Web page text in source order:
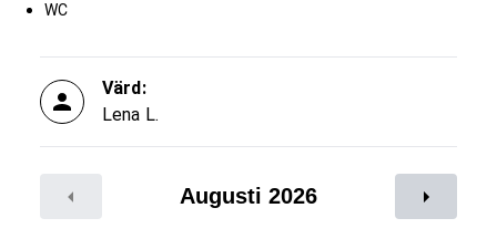
WC
Värd:
Lena L.
Augusti 2026